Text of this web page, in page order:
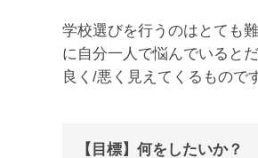
学校選びを行うのはとても
に自分一人で悩んでいると
良く/悪く見えてくるもので
【目標】何をしたいか？